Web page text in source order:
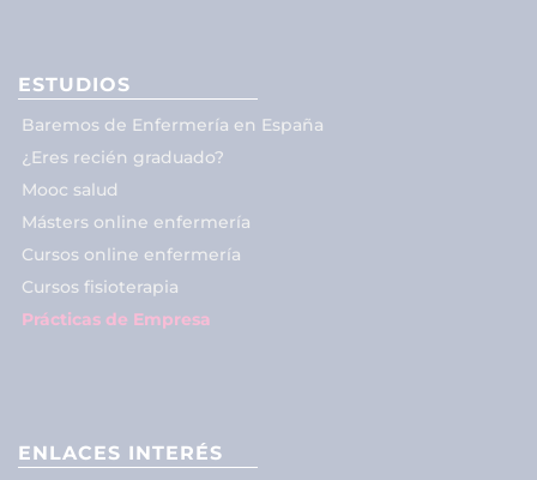
ESTUDIOS
Baremos de Enfermería en España
¿Eres recién graduado?
Mooc salud
Másters online enfermería
Cursos online enfermería
Cursos fisioterapia
Prácticas de Empresa
ENLACES INTERÉS